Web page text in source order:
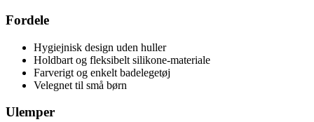
Fordele
Hygiejnisk design uden huller
Holdbart og fleksibelt silikone-materiale
Farverigt og enkelt badelegetøj
Velegnet til små børn
Ulemper